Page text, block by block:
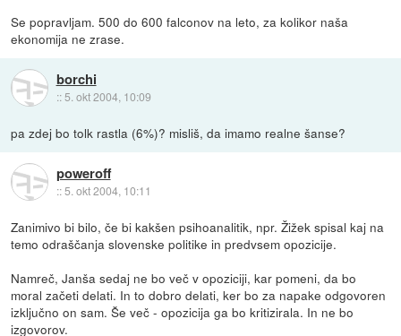
Se popravljam. 500 do 600 falconov na leto, za kolikor naša
ekonomija ne zrase.
borchi
:: 5. okt 2004, 10:09
pa zdej bo tolk rastla (6%)? misliš, da imamo realne šanse?
poweroff
::5. okt 2004, 10:11
Zanimivo bi bilo, če bi kakšen psihoanalitik, npr. Žižek spisal kaj na
temo odraščanja slovenske politike in predvsem opozicije.
Namreč, Janša sedaj ne bo več v opoziciji, kar pomeni, da bo
moral začeti delati. In to dobro delati, ker bo za napake odgovoren
izključno on sam. Še več - opozicija ga bo kritizirala. In ne bo
izgovorov.